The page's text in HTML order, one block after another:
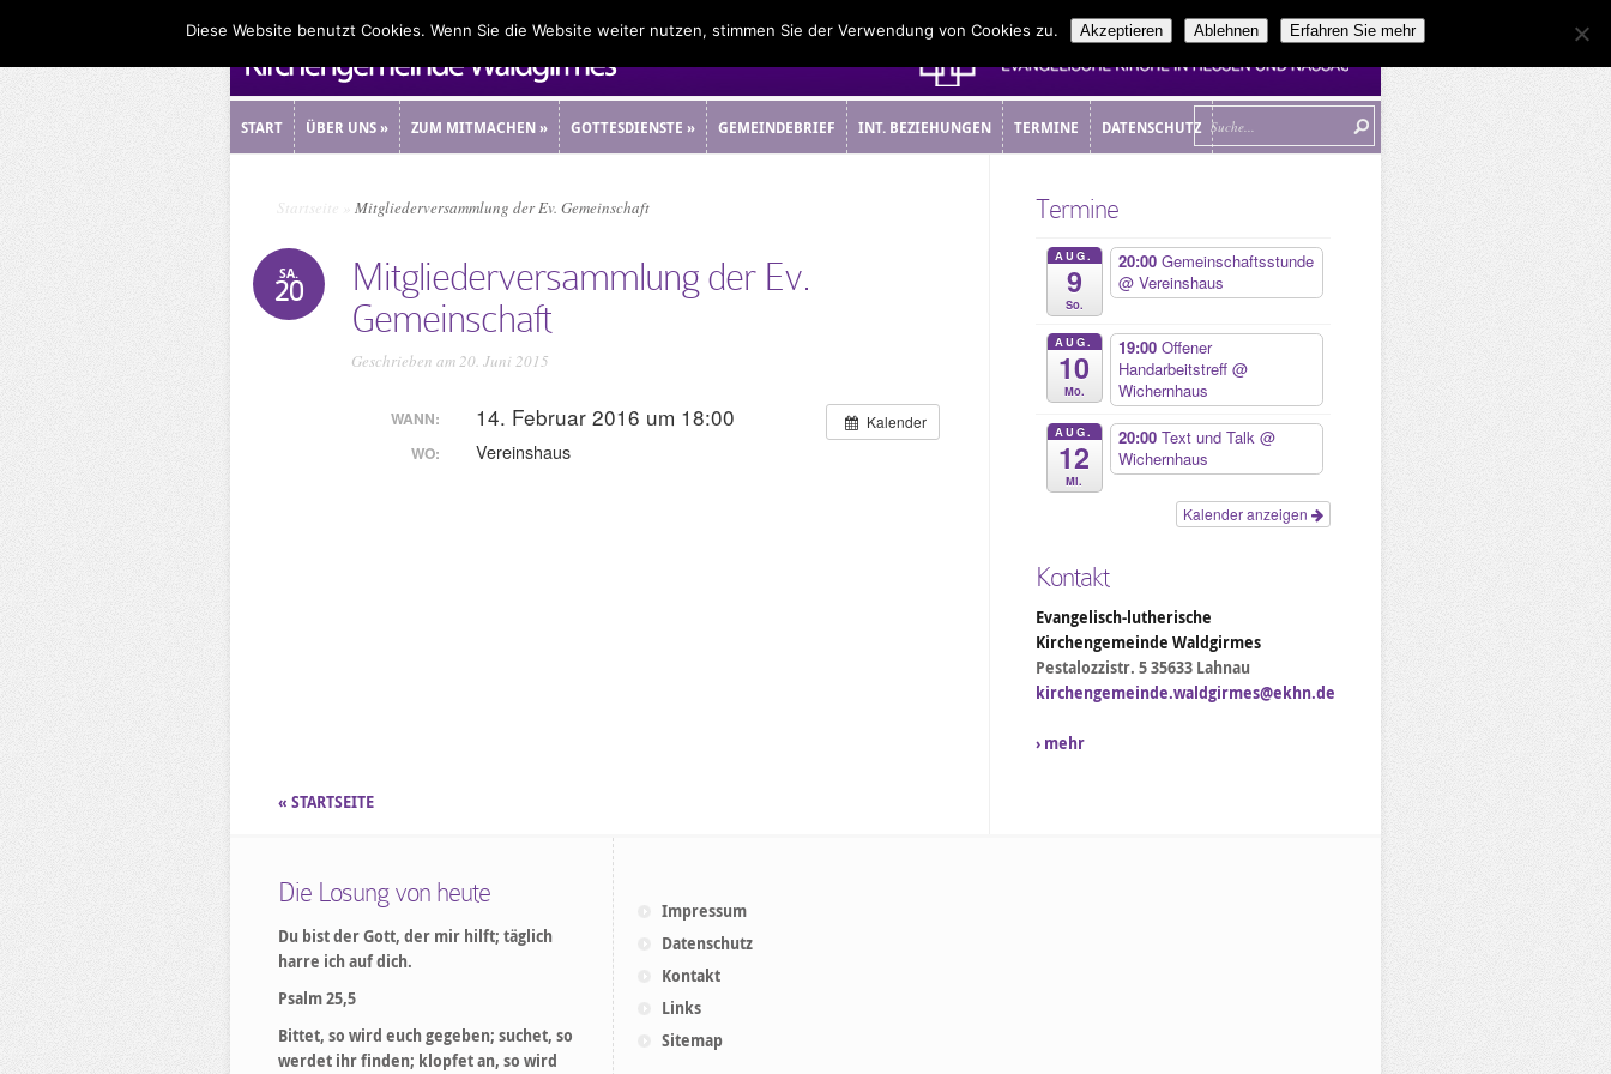
START ÜBER UNS» ZUM MITMACHEN» GOTTESDIENSTE » GEMEINDEBRIEF INT. BEZIEHUNGEN TERMINE DATENSCHUTZ
Startseite Mitgliederversammlung der Ev. Gemeinschaft
SA.
20
Mitgliederversammlung der Ev.
Gemeinschaft
Geschrieben am 20. Juni 2015
Kalender
WANN: 14. Februar 2016 um 18:00
WO: Vereinshaus
Termine
AUG.
9
So.
20:00 Gemeinschaftsstunde
@ Vereinshaus
AUG.
10
Mo.
19:00 Offener
Handarbeitstreff @
Wichernhaus
AUG.
12
Mi.
20:00 Text und Talk @
Wichernhaus
Kalender anzeigen
Kontakt
Evangelisch-lutherische
Kirchengemeinde Waldgirmes
Pestalozzistr. 5 35633 Lahnau
kirchengemeinde.waldgirmes@ekhn.de
› mehr
« STARTSEITE
Die Losung von heute
Du bist der Gott, der mir hilft; täglich
harre ich auf dich.
Psalm 25,5
Bittet, so wird euch gegeben; suchet, so
werdet ihr finden; klopfet an, so wird
Impressum
Datenschutz
Kontakt
Links
Sitemap
Diese Website benutzt Cookies. Wenn Sie die Website weiter nutzen, stimmen Sie der Verwendung von Cookies zu. Akzeptieren Ablehnen Erfahren Sie mehr